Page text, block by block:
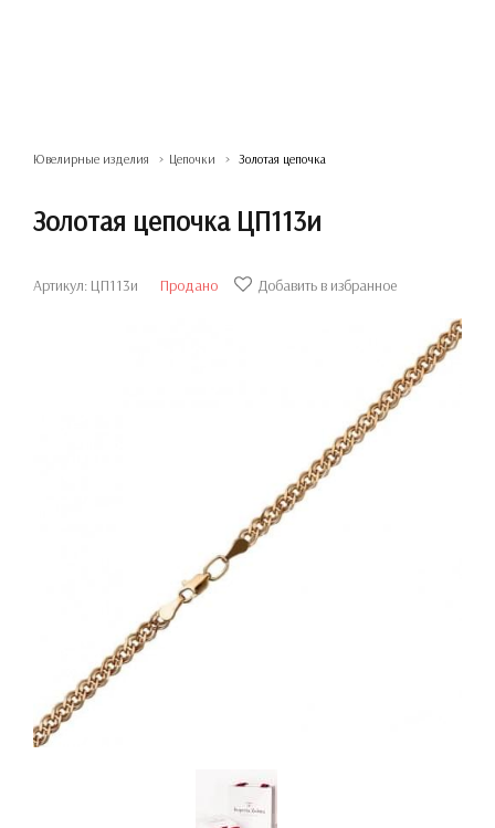
Ювелирные изделия Цепочки Золотая цепочка
Золотая цепочка ЦП113и
Артикул: ЦП113и Продано Добавить в избранное